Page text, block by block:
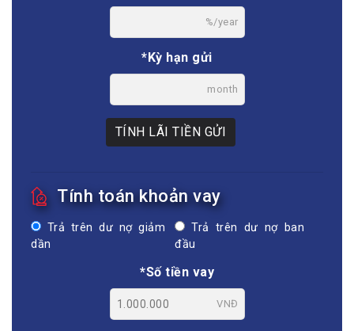
%/year
*Kỳ hạn gửi
month
TÍNH LÃI TIỀN GỬI
Tính toán khoản vay
Trả trên dư nợ giảm
dần
Trả trên dư nợ ban
đầu
*Số tiền vay
VNĐ